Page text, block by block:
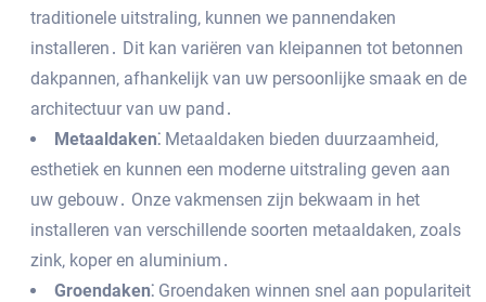
traditionele uitstraling‚ kunnen we pannendaken
installeren․ Dit kan variëren van kleipannen tot betonnen
dakpannen‚ afhankelijk van uw persoonlijke smaak en de
architectuur van uw pand․
Metaaldaken⁚ Metaaldaken bieden duurzaamheid‚
esthetiek en kunnen een moderne uitstraling geven aan
uw gebouw․ Onze vakmensen zijn bekwaam in het
installeren van verschillende soorten metaaldaken‚ zoals
zink‚ koper en aluminium․
Groendaken⁚ Groendaken winnen snel aan populariteit